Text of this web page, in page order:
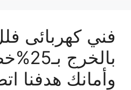
فني كهربائى
وأمانك هدفنا